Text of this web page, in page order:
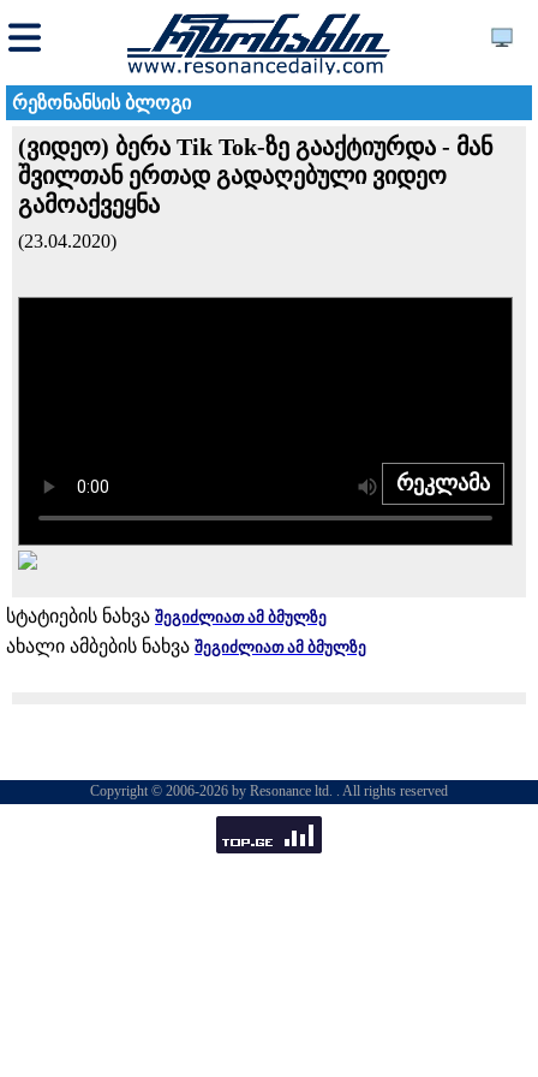
რეზონანსის ბლოგი
(ვიდეო) ბერა Tik Tok-ზე გააქტიურდა - მან
შვილთან ერთად გადაღებული ვიდეო
გამოაქვეყნა
(23.04.2020)
რეკლამა
სტატიების ნახვა შეგიძლიათ ამ ბმულზე
ახალი ამბების ნახვა შეგიძლიათ ამ ბმულზე
Copyright © 2006-2026 by Resonance ltd. . All rights reserved